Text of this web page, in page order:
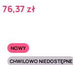
Cena
76,37 zł
NOWY
CHWILOWO NIEDOSTĘPNE